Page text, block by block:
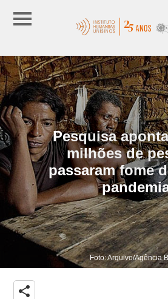
Pesquisa
milhões de
passaram fome
Foto: Arquivo/Agência
share